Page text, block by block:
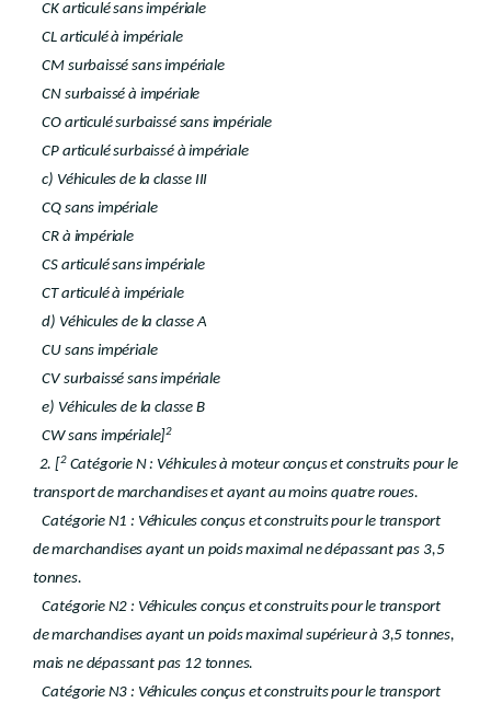
CK articulé sans impériale
CL articulé à impériale
CM surbaissé sans impériale
CN surbaissé à impériale
CO articulé surbaissé sans impériale
CP articulé surbaissé à impériale
c) Véhicules de la classe III
CQ sans impériale
CR à impériale
CS articulé sans impériale
CT articulé à impériale
d) Véhicules de la classe A
CU sans impériale
CV surbaissé sans impériale
e) Véhicules de la classe B
CW sans impériale]2
2. [2 Catégorie N : Véhicules à moteur conçus et construits pour le
transport de marchandises et ayant au moins quatre roues.
Catégorie N1 : Véhicules conçus et construits pour le transport
de marchandises ayant un poids maximal ne dépassant pas 3,5
tonnes.
Catégorie N2 : Véhicules conçus et construits pour le transport
de marchandises ayant un poids maximal supérieur à 3,5 tonnes,
mais ne dépassant pas 12 tonnes.
Catégorie N3 : Véhicules conçus et construits pour le transport